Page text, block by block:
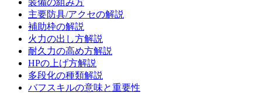
装備の組み方
主要防具/アクセの解説
補助枠の解説
火力の出し方解説
耐久力の高め方解説
HPの上げ方解説
多段化の種類解説
バフスキルの意味と重要性